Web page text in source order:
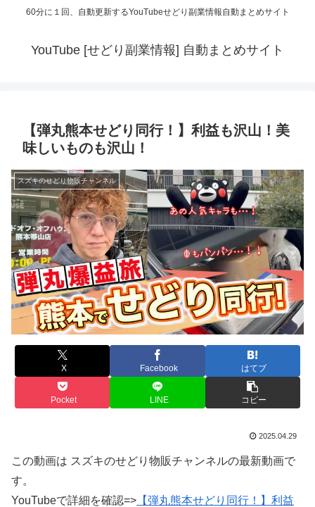
60分に１回、自動更新するYouTubeせどり副業情報自動まとめサイト
YouTube [せどり副業情報] 自動まとめサイト
【弾丸熊本せどり同行！】利益も沢山！美
味しいものも沢山！
スズキのせどり物販チャンネル
X Facebook はてブ
Pocket LINE コピー
2025.04.29
この動画は スズキのせどり物販チャンネルの最新動画で
す。
YouTubeで詳細を確認=> 【弾丸熊本せどり同行！】利益